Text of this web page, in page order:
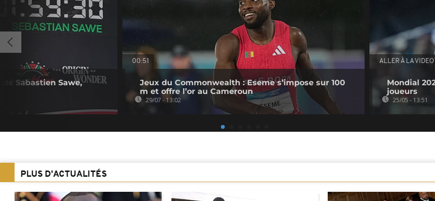
Sabastien Sawe,
00:51
Jeux du Commonwealth : Eseme s’impose sur 100
m et offre l’or au Cameroun
29/07 - 13:02
ALLER À LA VIDEO
Mondial
joueurs
25/05 - 13:51
PLUS D'ACTUALITÉS